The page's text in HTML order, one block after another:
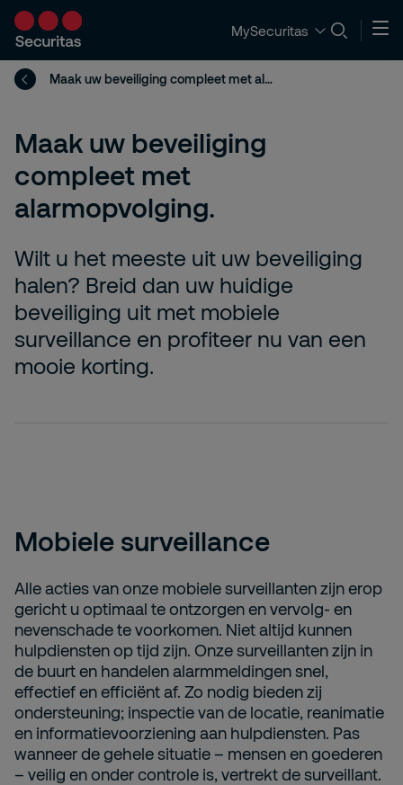
MySecuritas
Maak uw beveiliging compleet met alarmopvolging.
Maak uw beveiliging
compleet met
alarmopvolging.
Wilt u het meeste uit uw beveiliging
halen? Breid dan uw huidige
beveiliging uit met mobiele
surveillance en profiteer nu van een
mooie korting.
Mobiele surveillance
Alle acties van onze mobiele surveillanten zijn erop
gericht u optimaal te ontzorgen en vervolg- en
nevenschade te voorkomen. Niet altijd kunnen
hulpdiensten op tijd zijn. Onze surveillanten zijn in
de buurt en handelen alarmmeldingen snel,
effectief en efficiënt af. Zo nodig bieden zij
ondersteuning; inspectie van de locatie, reanimatie
en informatievoorziening aan hulpdiensten. Pas
wanneer de gehele situatie – mensen en goederen
– veilig en onder controle is, vertrekt de surveillant.